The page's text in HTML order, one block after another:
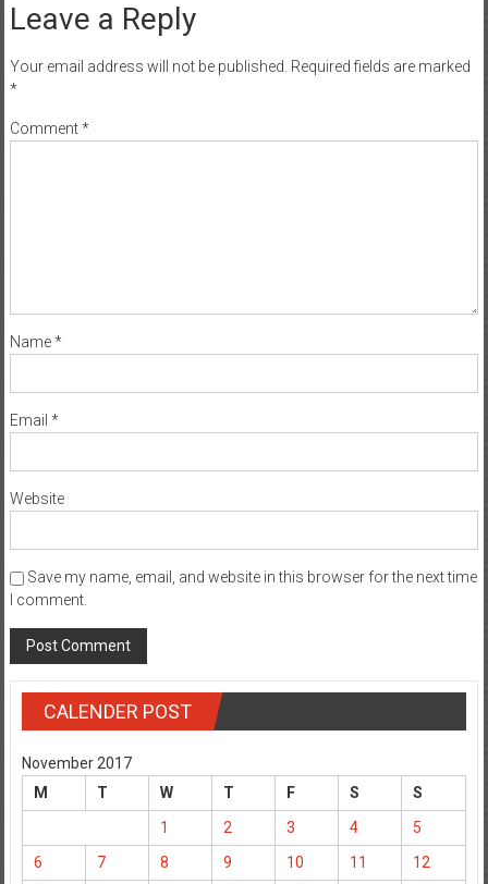
Leave a Reply
Your email address will not be published. Required fields are marked
*
Comment*
Name*
Email *
Website
Save my name, email, and website in this browser for the next time
I comment.
CALENDER POST
November 2017
M
T W T F S
S
1
2 3 4
5
6
7 8 9 10 11 12